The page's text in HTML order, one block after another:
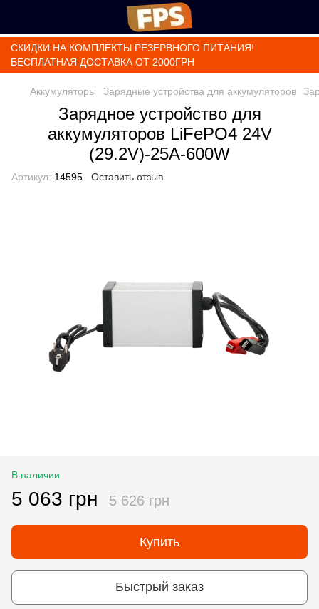
СКИДКИ НА КОМПЛЕКТЫ РЕЗЕРВНОГО ПИТАНИЯ!
БЕСПЛАТНАЯ ДОСТАВКА ОТ 2000ГРН
Аккумуляторы Зарядные устройства для аккумуляторов
Зарядное устройство для
аккумуляторов LiFePO4 24V
(29.2V)-25A-600W
Артикул: 14595 Оставить отзыв
В наличии
5 063 грн 5 626 грн
Купить
Быстрый заказ